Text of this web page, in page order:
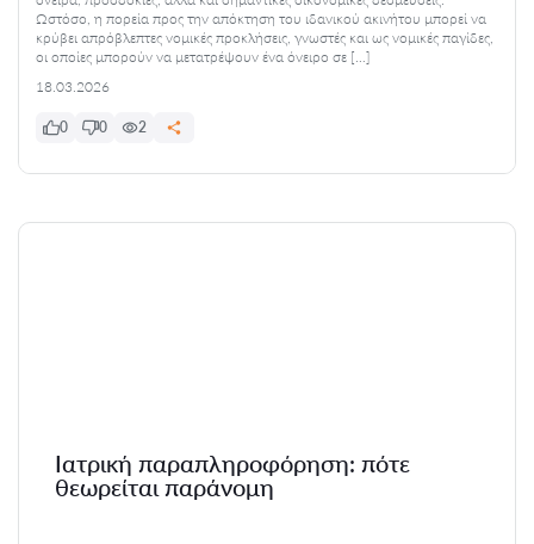
Ωστόσο, η πορεία προς την απόκτηση του ιδανικού ακινήτου μπορεί να
κρύβει απρόβλεπτες νομικές προκλήσεις, γνωστές και ως νομικές παγίδες,
οι οποίες μπορούν να μετατρέψουν ένα όνειρο σε […]
18.03.2026
0 0 2
Ιατρική παραπληροφόρηση: πότε
θεωρείται παράνομη